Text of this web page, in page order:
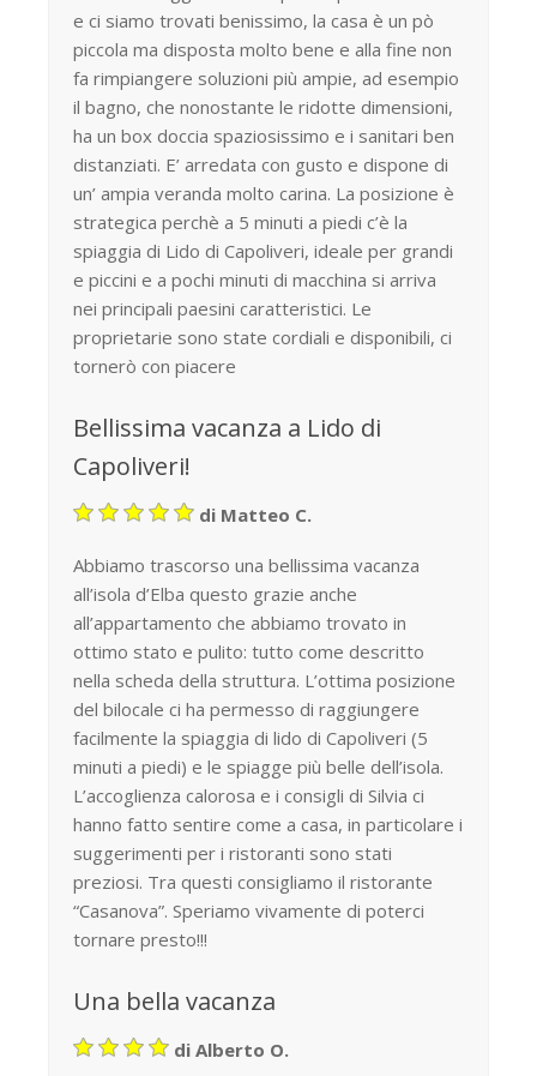
e ci siamo trovati benissimo, la casa è un pò
piccola ma disposta molto bene e alla fine non
fa rimpiangere soluzioni più ampie, ad esempio
il bagno, che nonostante le ridotte dimensioni,
ha un box doccia spaziosissimo e i sanitari ben
distanziati. E’ arredata con gusto e dispone di
un’ ampia veranda molto carina. La posizione è
strategica perchè a 5 minuti a piedi c’è la
spiaggia di Lido di Capoliveri, ideale per grandi
e piccini e a pochi minuti di macchina si arriva
nei principali paesini caratteristici. Le
proprietarie sono state cordiali e disponibili, ci
tornerò con piacere
Bellissima vacanza a Lido di
Capoliveri!
di Matteo C.
Abbiamo trascorso una bellissima vacanza
all’isola d’Elba questo grazie anche
all’appartamento che abbiamo trovato in
ottimo stato e pulito: tutto come descritto
nella scheda della struttura. L’ottima posizione
del bilocale ci ha permesso di raggiungere
facilmente la spiaggia di lido di Capoliveri (5
minuti a piedi) e le spiagge più belle dell’isola.
L’accoglienza calorosa e i consigli di Silvia ci
hanno fatto sentire come a casa, in particolare i
suggerimenti per i ristoranti sono stati
preziosi. Tra questi consigliamo il ristorante
“Casanova”. Speriamo vivamente di poterci
tornare presto!!!
Una bella vacanza
di Alberto O.